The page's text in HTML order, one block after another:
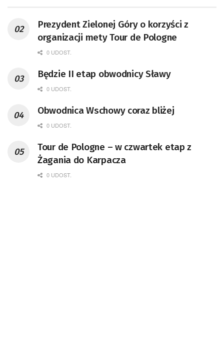
Prezydent Zielonej Góry o korzyści z
organizacji mety Tour de Pologne
0 UDOST.
Będzie II etap obwodnicy Sławy
0 UDOST.
Obwodnica Wschowy coraz bliżej
0 UDOST.
Tour de Pologne – w czwartek etap z
Żagania do Karpacza
0 UDOST.